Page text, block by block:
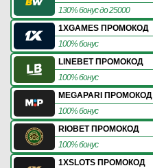
130% бонус до 25000
1XGAMES ПРОМОКОД
100% бонус
LINEBET ПРОМОКОД
100% бонус
MEGAPARI ПРОМОКОД
100% бонус
RIOBET ПРОМОКОД
100% бонус
1XSLOTS ПРОМОКОД